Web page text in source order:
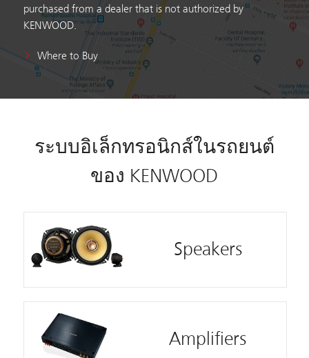
purchased from a dealer that is not authorized by
KENWOOD.
Where to Buy
ระบบอิเล็กทรอนิกส์ในรถยนต์
ของ KENWOOD
Speakers
Amplifiers